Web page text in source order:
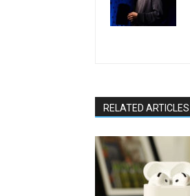
RELATED ARTICLES